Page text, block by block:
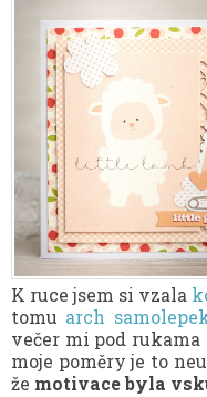
K ruce jsem si vzala
tomu arch
večer mi pod
moje poměry je to
že motivace byla